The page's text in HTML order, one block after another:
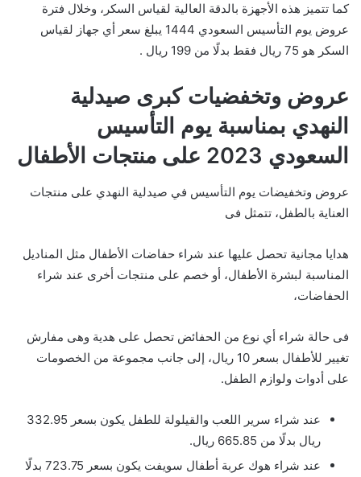
كما تتميز هذه الأجهزة بالدقة العالية لقياس السكر، وخلال فترة
عروض يوم التأسيس السعودي 1444 يبلغ سعر أي جهاز لقياس
السكر هو 75 ريال فقط بدلًا من 199 ريال .
عروض وتخفضيات كبرى صيدلية
النهدي بمناسبة يوم التأسيس
السعودي 2023 على منتجات الأطفال
عروض وتخفيضات يوم التأسيس في صيدلية النهدي على منتجات
العناية بالطفل، تتمثل فى
هدايا مجانية تحصل عليها عند شراء حفاضات الأطفال مثل المناديل
المناسبة لبشرة الأطفال، أو خصم على منتجات أخرى عند شراء
الحفاضات،
فى حالة شراء أي نوع من الحفائض تحصل على هدية وهى مفارش
تغيير للأطفال بسعر 10 ريال، إلى جانب مجموعة من الخصومات
على أدوات ولوازم الطفل.
عند شراء سرير اللعب والقيلولة للطفل يكون بسعر 332.95
ريال بدلًا من 665.85 ريال.
عند شراء هوك عربة أطفال سويفت يكون بسعر 723.75 بدلًا